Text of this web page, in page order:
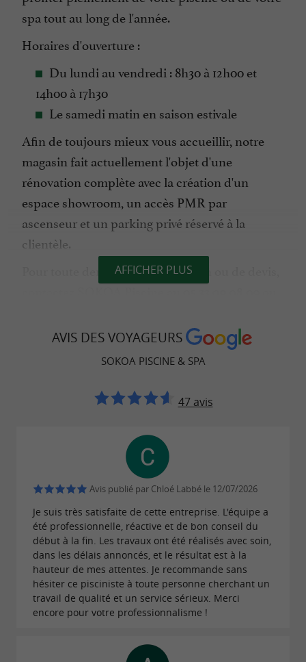
spa tout au long de l'année.
Horaires d'ouverture :
Du lundi au vendredi : 8h30 à 12h00 et
14h00 à 17h30
Le samedi matin en saison estivale
Afin de toujours mieux vous accueillir, notre
magasin fait actuellement l'objet d'une
rénovation complète avec la création d'un
espace showroom, un accès PMR par
ascenseur et un parking privé réservé à la
clientèle.
Pour toute demande d'information ou de devis,
« Plus de 15 ans d'expérience au service des piscines
du Pays Basque, de la côte basque jusqu'à l'intérieur
À RETROUVER SUR
GUIDE DU PAYS BASQUE...
Sokoa Piscine & Spa, le spécialiste des piscines
à 10 minutes de Saint-Jean-de-Luz
AFFICHER PLUS
AVIS DES VOYAGEURS
SOKOA PISCINE & SPA
47 avis
Avis publié par Chloé Labbé le 12/07/2026
Je suis très satisfaite de cette entreprise. L'équipe a
été professionnelle, réactive et de bon conseil du
début à la fin. Les travaux ont été réalisés avec soin,
dans les délais annoncés, et le résultat est à la
hauteur de mes attentes. Je recommande sans
hésiter ce pisciniste à toute personne cherchant un
travail de qualité et un service sérieux. Merci
encore pour votre professionnalisme !